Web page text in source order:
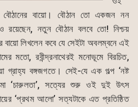
বায়ো। বৌঠান তো একজন নন
রয়েছেন, নতুন বৌঠান বলবে তো! নিশ্চয়
লিখলেন কবে যে সেইটা অবলম্বনে এই
মতো, রবীন্দ্রনাথেরই মনোভূমে বিরচিত,
গ্রাহ্য বঙ্গজগতে। সেই-যে এক গল্প ‘নষ্ট
‘চারুলতা’, সত্যের শুরু ওই দুই উৎস
‘প্রথম আলো’ সত্যটাকে এত প্রতিষ্ঠিত